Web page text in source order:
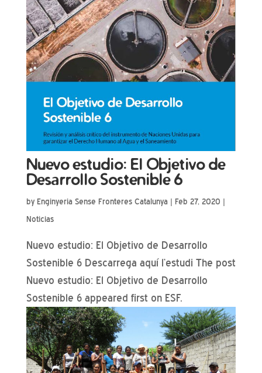
Nuevo estudio: El Objetivo de
Desarrollo Sostenible 6
by Enginyeria Sense Fronteres Catalunya | Feb 27, 2020 |
Noticias
Nuevo estudio: El Objetivo de Desarrollo
Sostenible 6 Descarrega aquí l’estudi The post
Nuevo estudio: El Objetivo de Desarrollo
Sostenible 6 appeared first on ESF.